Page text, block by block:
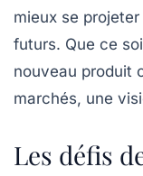
mieux se
futurs. Que ce
nouveau produit
marchés, une
Les défis